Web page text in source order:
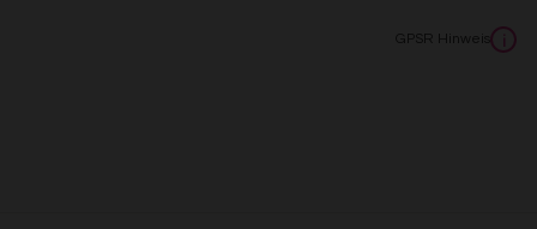
GPSR Hinweis i